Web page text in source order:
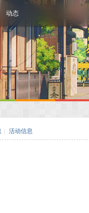
动态
活动信息